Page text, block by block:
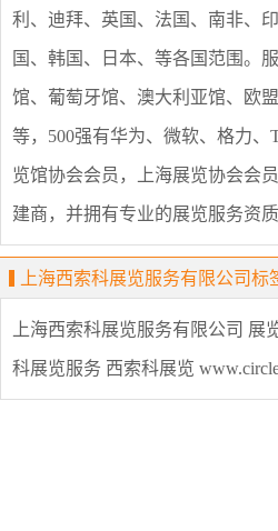
利、迪拜、英国、法国、南非、
国、韩国、日本、等各国范围。
馆、葡萄牙馆、澳大利亚馆、欧
等，500强有华为、微软、格力
览馆协会会员，上海展览协会会
建商，并拥有专业的展览服务资质
上海西索科展览服务有限公司标
上海西索科展览服务有限公司 展
科展览服务 西索科展览